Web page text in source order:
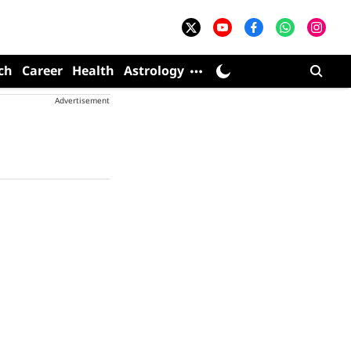
Career Health Astrology
Advertisement